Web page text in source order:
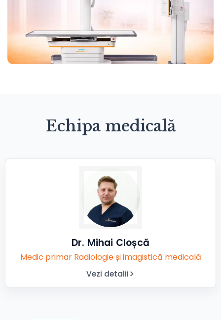
Echipa medicală
Dr. Mihai Cloșcă
Medic primar Radiologie și imagistică medicală
Vezi detalii